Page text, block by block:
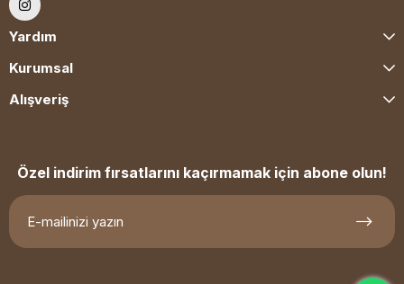
Yardım
Kurumsal
Alışveriş
Özel indirim fırsatlarını kaçırmamak için abone olun!